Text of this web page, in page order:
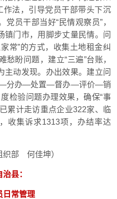
作法，引导党员干部带头下沉
员干部当好“民情观察员”，
镇门市，用脚步丈量民情。问
常”的方式，收集土地租金纠
盼问题，建立“三遍”台账，
主动发现。办出效果。建立问
—分办—处置—督办—评价—销
检验问题办理效果，确保“事
累计走访重点企业322家、临
收集诉求1313项，办结率达
织部 何佳坤）
县：
日常管理